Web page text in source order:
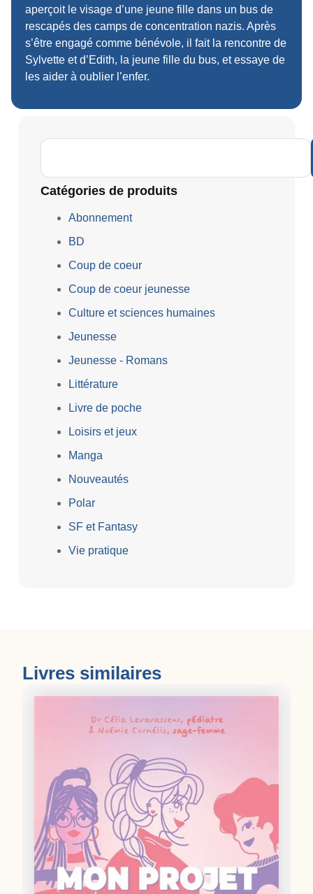
aperçoit le visage d’une jeune fille dans un bus de
rescapés des camps de concentration nazis. Après
s’être engagé comme bénévole, il fait la rencontre de
Sylvette et d’Edith, la jeune fille du bus, et essaye de
les aider à oublier l’enfer.
Catégories de produits
Abonnement
BD
Coup de coeur
Coup de coeur jeunesse
Culture et sciences humaines
Jeunesse
Jeunesse - Romans
Littérature
Livre de poche
Loisirs et jeux
Manga
Nouveautés
Polar
SF et Fantasy
Vie pratique
Livres similaires